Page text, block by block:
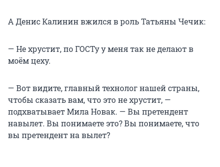
А Денис Калинин вжился в роль Татьяны Чечик:
— Не хрустит, по ГОСТу у меня так не делают в
моём цеху.
— Вот видите, главный технолог нашей страны,
чтобы сказать вам, что это не хрустит, —
подхватывает Мила Новак. — Вы претендент
навылет. Вы понимаете это? Вы понимаете, что
вы претендент на вылет?